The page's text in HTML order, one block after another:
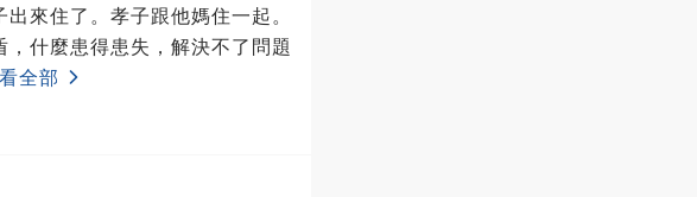
來住了。孝子跟他媽住一起。
什麼患得患失，解決不了問題
全部